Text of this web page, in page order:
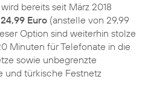
wird bereits seit März 2018
Euro (anstelle von 29,99
Option sind weiterhin stolze
Minuten für Telefonate in die
sowie unbegrenzte
und türkische Festnetz